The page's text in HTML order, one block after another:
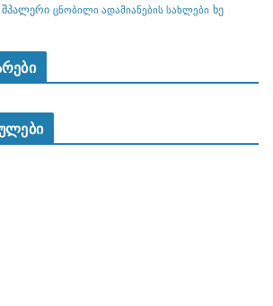
შპალერი ცნობილი ადამიანების სახლები ხე